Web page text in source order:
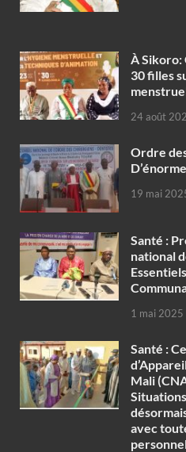
À
30 filles
24 août
Ordre
19 mai
Santé :
national
1 mai 2025
Santé :
Mali
avec